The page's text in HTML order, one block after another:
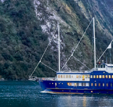
一次滿足
產、溫泉美食一次收藏